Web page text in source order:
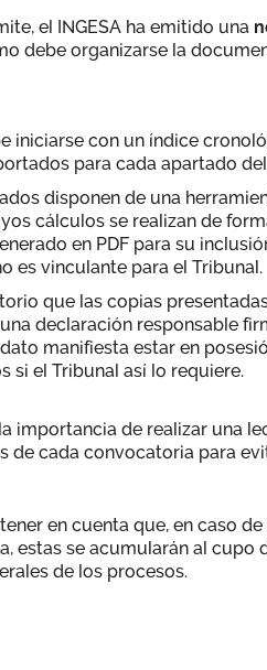
el INGESA ha emitido una
debe organizarse la
iniciarse con un índice
para cada apartado
disponen de una
cálculos se realizan de
en PDF para su
es vinculante para el Tribunal.
que las copias
declaración responsable
manifiesta estar en
si el Tribunal así lo requiere.
importancia de realizar una
de cada convocatoria para
en cuenta que, en caso
estas se acumularán al cupo
de los procesos.